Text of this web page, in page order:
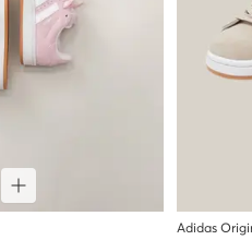
Adidas